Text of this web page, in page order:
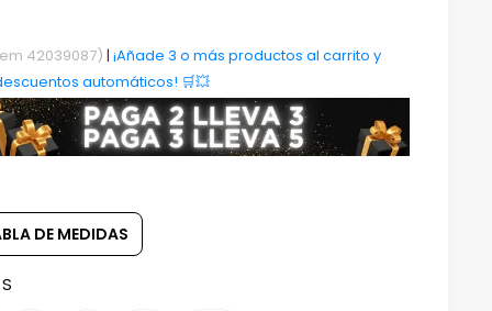
42039087) |¡Añade 3 o más productos al carrito y
automáticos! 🛒💥
DE MEDIDAS
S